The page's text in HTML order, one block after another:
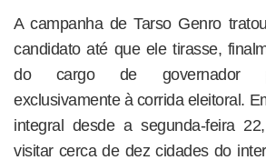
A campanha de Tarso Genro
candidato até que ele tirasse,
do cargo de governador
exclusivamente à corrida eleitoral.
integral desde a segunda-feira
visitar cerca de dez cidades do